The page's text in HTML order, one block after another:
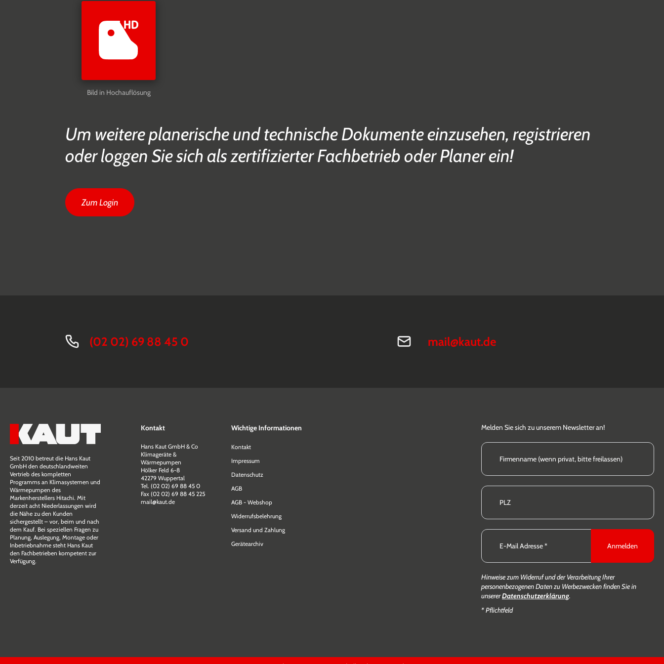
Bild in Hochauflösung
Um weitere planerische und technische Dokumente einzusehen, registrieren
oder loggen Sie sich als zertifizierter Fachbetrieb oder Planer ein!
Zum Login
(02 02) 69 88 45 0 mail@kaut.de
Seit 2010 betreut die Hans Kaut
GmbH den deutschlandweiten
Vertrieb des kompletten
Programms an Klimasystemen und
Wärmepumpen des
Markenherstellers Hitachi. Mit
derzeit acht Niederlassungen wird
die Nähe zu den Kunden
sichergestellt – vor, beim und nach
dem Kauf. Bei speziellen Fragen zu
Planung, Auslegung, Montage oder
Inbetriebnahme steht Hans Kaut
den Fachbetrieben kompetent zur
Verfügung.
Kontakt
Hans Kaut GmbH & Co
Klimageräte &
Wärmepumpen
Hölker Feld 6-8
42279 Wuppertal
Tel. (02 02) 69 88 45 0
Fax (02 02) 69 88 45 225
mail@kaut.de
Wichtige Informationen
Kontakt
Impressum
Datenschutz
AGB
AGB - Webshop
Widerrufsbelehrung
Versand und Zahlung
Gerätearchiv
Melden Sie sich zu unserem Newsletter an!
Anmelden
Hinweise zum Widerruf und der Verarbeitung Ihrer
personenbezogenen Daten zu Werbezwecken finden Sie in
unsererDatenschutzerklärung.
* Pflichtfeld